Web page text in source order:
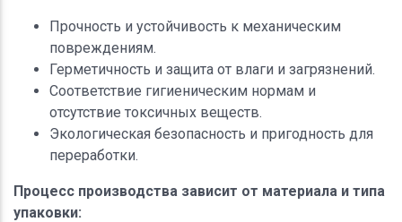
Прочность и устойчивость к механическим
повреждениям.
Герметичность и защита от влаги и загрязнений.
Соответствие гигиеническим нормам и
отсутствие токсичных веществ.
Экологическая безопасность и пригодность для
переработки.
Процесс производства зависит от материала и типа
упаковки: